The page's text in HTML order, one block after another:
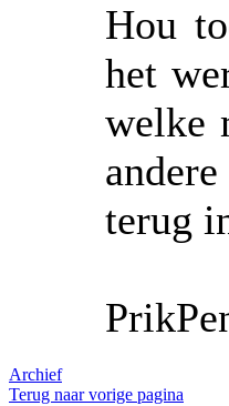
Hou
het
welke
terug
Archief
Terug naar vorige pagina